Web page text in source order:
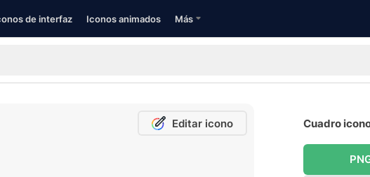
de interfaz Iconos animados Más
Editar icono Cuadro